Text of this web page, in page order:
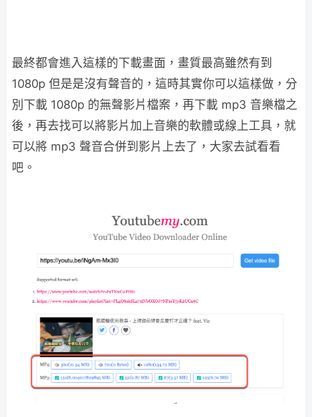
最終都會進入這樣的下載畫面，畫質最高雖然有到
1080p 但是是沒有聲音的，這時其實你可以這樣做，分
別下載 1080p 的無聲影片檔案，再下載 mp3 音樂檔之
後，再去找可以將影片加上音樂的軟體或線上工具，就
可以將 mp3 聲音合併到影片上去了，大家去試看看
吧。